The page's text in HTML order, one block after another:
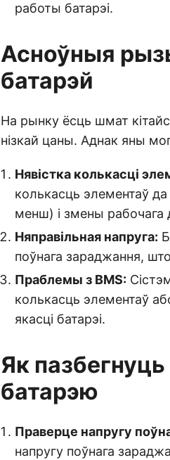
работы батарэі.
Асноўныя
батарэй
На рынку ёсць шмат
нізкай цаны. Аднак яны
Нявістка колькасці
колькасць элементаў
менш) і змены рабочага
Няправільная напруга:
поўнага зараджання,
Праблемы з BMS:
колькасць элементаў
якасці батарэі.
Як
батарэю
Праверце напругу
напругу поўнага